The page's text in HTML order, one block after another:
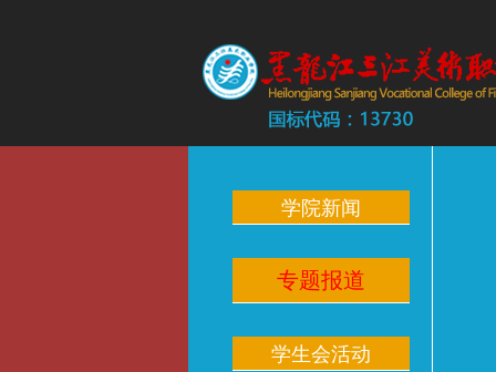
学院新闻
专题报道
学生会活动